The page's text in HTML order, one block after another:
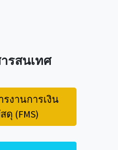
รสนเทศ
งานการเงิน
ดุ (FMS)